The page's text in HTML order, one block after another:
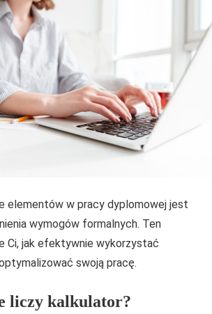
elementów w pracy dyplomowej jest
wymogów formalnych. Ten
Ci, jak efektywnie wykorzystać
swoją pracę.
liczy kalkulator?